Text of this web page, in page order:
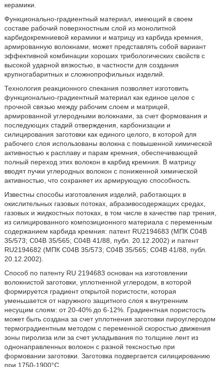
керамики.
Функционально-градиентный материал, имеющий в своем
составе рабочий поверхностным слой из монолитной
карбидокремниевой керамики и матрицу из карбида кремния,
армированную волокнами, может представлять собой вариант
эффективной комбинации хороших трибологических свойств с
высокой ударной вязкостью, в частности для создания
крупногабаритных и сложнопрофильных изделий.
Технология реакционного спекания позволяет изготовить
функционально-градиентный материал как единое целое с
прочной связью между рабочим слоем и матрицей,
армированной углеродными волокнами, за счет формования и
последующих стадий отверждения, карбонизации и
силицирования заготовки как единого целого, в которой для
рабочего слоя использованы волокна с повышенной химической
активностью к расплаву и парам кремния, обеспечивающей
полный переход этих волокон в карбид кремния. В матрицу
вводят пучки углеродных волокон с пониженной химической
активностью, что сохраняет их армирующую способность.
Известны способы изготовления изделий, работающих в
окислительных газовых потоках, абразивосодержащих средах,
газовых и жидкостных потоках, в том числе в качестве пар трения,
из силицированного композиционного материала с переменным
содержанием карбида кремния: патент RU2194683 (МПК С04В
35/573; С04В 35/565; С04В 41/88, публ. 20.12.2002) и патент
RU2194682 (МПК С04В 35/573; С04В 35/565; С04В 41/88, публ.
20.12.2002).
Способ по патенту RU 2194683 основан на изготовлении
волокнистой заготовки, уплотненной углеродом, в которой
формируется градиент открытой пористости, которая
уменьшается от наружного защитного слоя к внутренним
несущим слоям: от 20-40% до 6-12%. Градиентная пористость
может быть создана за счет уплотнения заготовки пироуглеродом
термоградиентным методом с переменной скоростью движения
зоны пиролиза или за счет укладывания по толщине лент из
однонаправленных волокон с разной тексностью при
формовании заготовки. Заготовка подвергается силицированию
при 1750-1900°С.